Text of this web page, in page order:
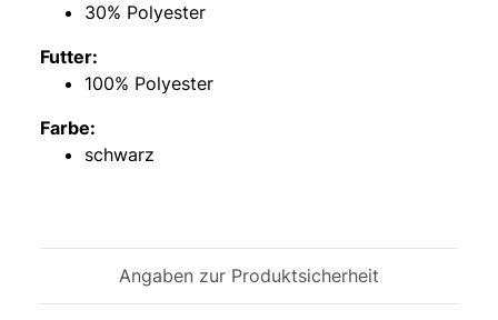
30% Polyester
Futter:
100% Polyester
Farbe:
schwarz
Angaben zur Produktsicherheit